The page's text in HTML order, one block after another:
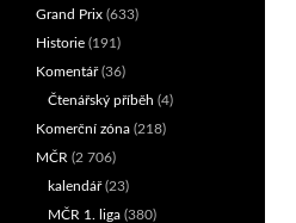
Grand Prix (633)
Historie (191)
Komentář(36)
Čtenářský příběh (4)
Komerční zóna (218)
MČR (2 706)
kalendář(23)
MČR 1. liga (380)